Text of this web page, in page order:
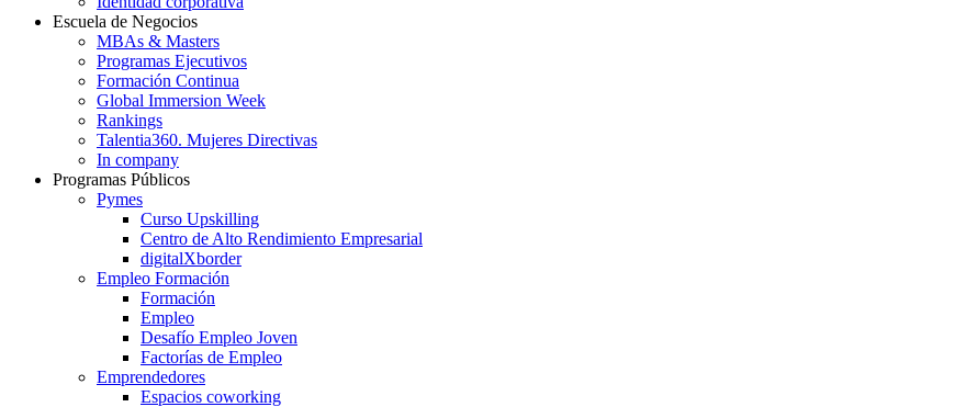
Escuela de Negocios
MBAs & Masters
Programas Ejecutivos
Formación Continua
Global Immersion Week
Rankings
Talentia360. Mujeres Directivas
In company
Programas Públicos
Pymes
Curso Upskilling
Centro de Alto Rendimiento Empresarial
digitalXborder
Empleo Formación
Formación
Empleo
Desafío Empleo Joven
Factorías de Empleo
Emprendedores
Espacios coworking